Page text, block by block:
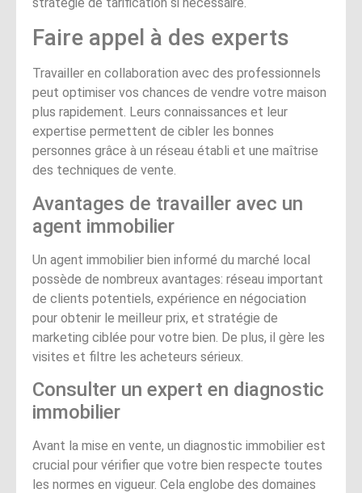
Faire appel à des experts
Travailler en collaboration avec des professionnels
peut optimiser vos chances de vendre votre maison
plus rapidement. Leurs connaissances et leur
expertise permettent de cibler les bonnes
personnes grâce à un réseau établi et une maîtrise
des techniques de vente.
Avantages de travailler avec un
agent immobilier
Un agent immobilier bien informé du marché local
possède de nombreux avantages: réseau important
de clients potentiels, expérience en négociation
pour obtenir le meilleur prix, et stratégie de
marketing ciblée pour votre bien. De plus, il gère les
visites et filtre les acheteurs sérieux.
Consulter un expert en diagnostic
immobilier
Avant la mise en vente, un diagnostic immobilier est
crucial pour vérifier que votre bien respecte toutes
les normes en vigueur. Cela englobe des domaines